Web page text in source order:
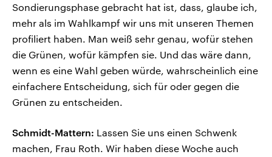
Sondierungsphase gebracht hat ist, dass, glaube ich,
mehr als im Wahlkampf wir uns mit unseren Themen
profiliert haben. Man weiß sehr genau, wofür stehen
die Grünen, wofür kämpfen sie. Und das wäre dann,
wenn es eine Wahl geben würde, wahrscheinlich eine
einfachere Entscheidung, sich für oder gegen die
Grünen zu entscheiden.
Schmidt-Mattern: Lassen Sie uns einen Schwenk
machen, Frau Roth. Wir haben diese Woche auch